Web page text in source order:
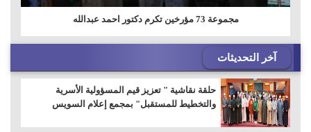
مجموعة 73 مؤرخين تكرم دكتور احمد عبدالله
آخر التحديثات
حلقة نقاشية " تعزيز قيم المسؤولية الأسرية
والتخطيط للمستقبل" بمجمع إعلام السويس